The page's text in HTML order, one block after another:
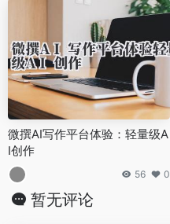
微撰AI写作平台体验：轻量级A
I创作
56 0
暂无评论